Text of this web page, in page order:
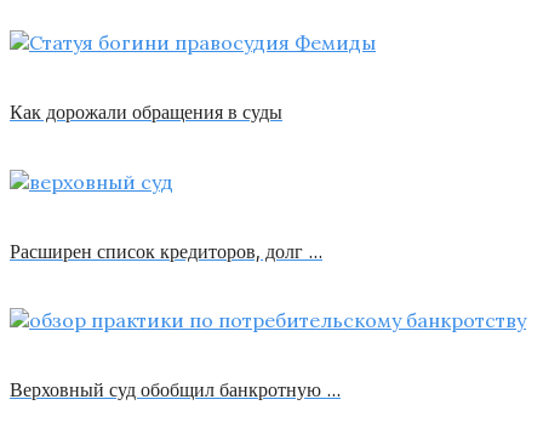
Как дорожали обращения в суды
Расширен список кредиторов, долг …
Верховный суд обобщил банкротную …